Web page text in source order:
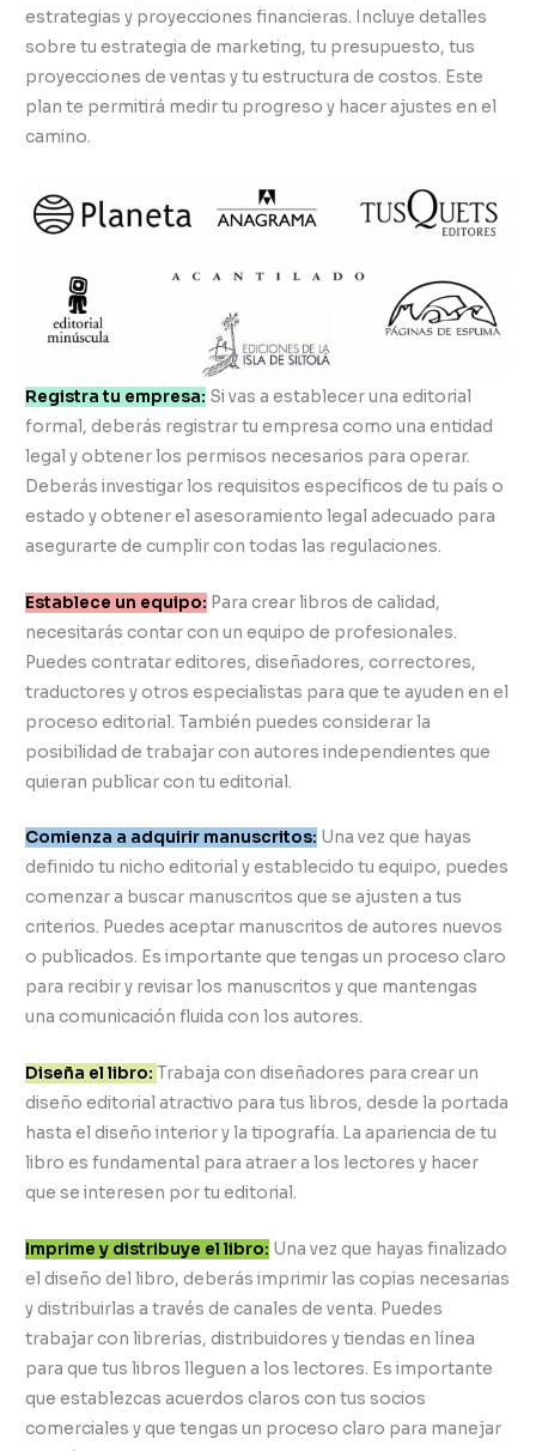
estrategias y proyecciones financieras. Incluye detalles
sobre tu estrategia de marketing, tu presupuesto, tus
proyecciones de ventas y tu estructura de costos. Este
plan te permitirá medir tu progreso y hacer ajustes en el
camino.
Registra tu empresa: Si vas a establecer una editorial
formal, deberás registrar tu empresa como una entidad
legal y obtener los permisos necesarios para operar.
Deberás investigar los requisitos específicos de tu país o
estado y obtener el asesoramiento legal adecuado para
asegurarte de cumplir con todas las regulaciones.
Establece un equipo: Para crear libros de calidad,
necesitarás contar con un equipo de profesionales.
Puedes contratar editores, diseñadores, correctores,
traductores y otros especialistas para que te ayuden en el
proceso editorial. También puedes considerar la
posibilidad de trabajar con autores independientes que
quieran publicar con tu editorial.
Comienza a adquirir manuscritos: Una vez que hayas
definido tu nicho editorial y establecido tu equipo, puedes
comenzar a buscar manuscritos que se ajusten a tus
criterios. Puedes aceptar manuscritos de autores nuevos
o publicados. Es importante que tengas un proceso claro
para recibir y revisar los manuscritos y que mantengas
una comunicación fluida con los autores.
Diseña el libro:Trabaja con diseñadores para crear un
diseño editorial atractivo para tus libros, desde la portada
hasta el diseño interior y la tipografía. La apariencia de tu
libro es fundamental para atraer a los lectores y hacer
que se interesen por tu editorial.
Imprime y distribuye el libro: Una vez que hayas finalizado
el diseño del libro, deberás imprimir las copias necesarias
y distribuirlas a través de canales de venta. Puedes
trabajar con librerías, distribuidores y tiendas en línea
para que tus libros lleguen a los lectores. Es importante
que establezcas acuerdos claros con tus socios
comerciales y que tengas un proceso claro para manejar